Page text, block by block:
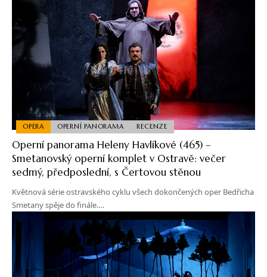
OPERA OPERNÍ PANORAMA RECENZE
Operní panorama Heleny Havlíkové (465) –
Smetanovský operní komplet v Ostravě: večer
sedmý, předposlední, s Čertovou stěnou
Květnová série ostravského cyklu všech dokončených oper Bedřicha
Smetany spěje do finále.…